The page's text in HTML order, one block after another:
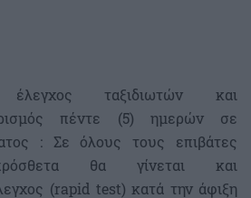
έλεγχος ταξιδιωτών και
πέντε (5) ημερών σε
: Σε όλους τους επιβάτες
θα γίνεται και
(rapid test) κατά την άφιξη